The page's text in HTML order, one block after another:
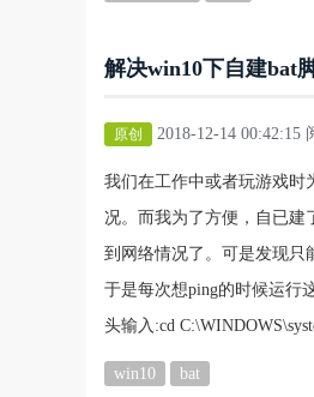
解决win10下自建bat
原创 2018-12-14 00:42:15
我们在工作中或者玩游戏时
况。而我为了方便，自已建
到网络情况了。可是发现只
于是每次想ping的时候运行
头输入:cd
win10 bat